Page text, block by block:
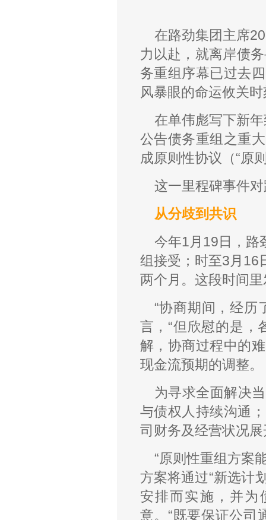
在路劲集团主席
力以赴，就离岸债
务重组序幕已过去
风暴眼的命运攸关
在单伟彪写下新
公告债务重组之重
成原则性协议（“原
这一里程碑事件
从分歧到共识
今年1月19日，路
组接受；时至3月16
两个月。这段时间
“协商期间，经历
言，“但欣慰的是，
解，协商过程中的
现金流预期的调整。
为寻求全面解决
与债权人持续沟通
司财务及经营状况
“原则性重组方案
方案将通过“新选计
安排而实施，并为
意。“既要保证公司